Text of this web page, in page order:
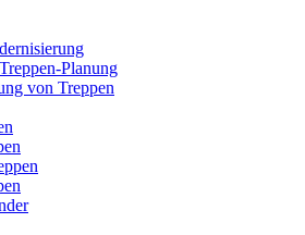
Planung
von Treppen